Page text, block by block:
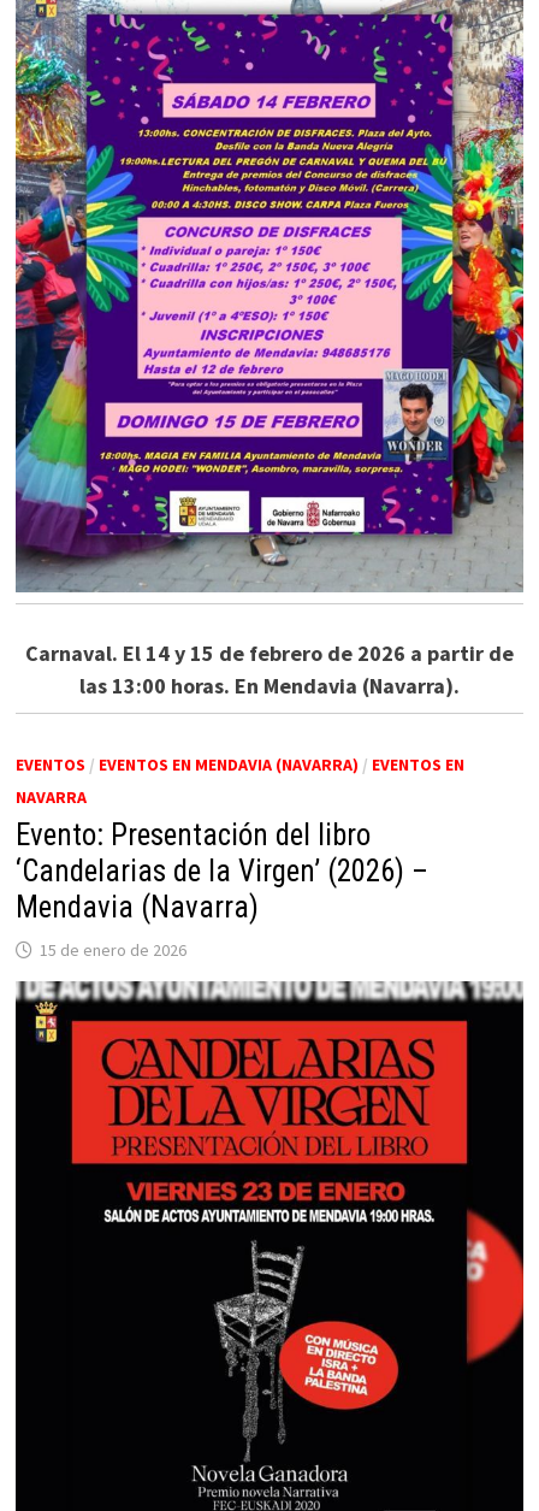
Carnaval. El 14 y 15 de febrero de 2026 a partir de
las 13:00 horas. En Mendavia (Navarra).
EVENTOS / EVENTOS EN MENDAVIA (NAVARRA) / EVENTOS EN
NAVARRA
Evento: Presentación del libro
‘Candelarias de la Virgen’ (2026) –
Mendavia (Navarra)
15 de enero de 2026